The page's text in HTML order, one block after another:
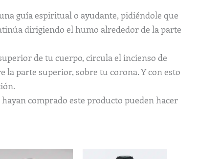
guía espiritual o ayudante, pidiéndole que
dirigiendo el humo alrededor de la parte
de tu cuerpo, circula el incienso de
la parte superior, sobre tu corona. Y con esto
comprado este producto pueden hacer
Rango